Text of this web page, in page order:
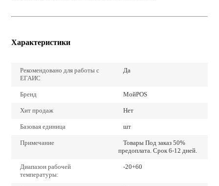
Характеристики
Рекомендовано для работы с
ЕГАИС
Да
Бренд МойPOS
Хит продаж Нет
Базовая единица шт
Примечание
Товары Под заказ 50%
предоплата. Срок 6-12 дней.
Диапазон рабочей
температуры:
-20+60